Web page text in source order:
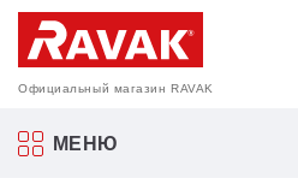
Официальный магазин RAVAK
МЕНЮ
Акриловые ванны Ravak
Назад